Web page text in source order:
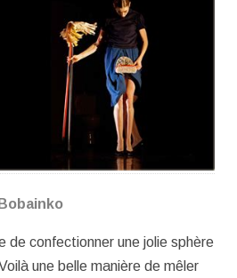
de confectionner une jolie sphère
une belle manière de mêler